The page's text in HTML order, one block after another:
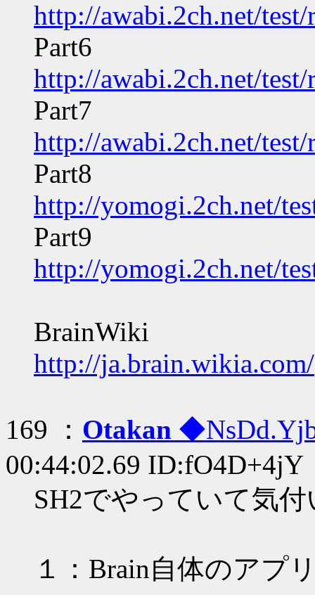
http://awabi.2ch.net/
Part6
http://awabi.2ch.net/
Part7
http://awabi.2ch.net/
Part8
http://yomogi.2ch.net/
Part9
http://yomogi.2ch.net/
BrainWiki
http://ja.brain.wikia.com/
169 ： Otakan
00:44:02.69 ID:fO4D+4jY
SH2でやっていて気
１：Brain自体のアプ